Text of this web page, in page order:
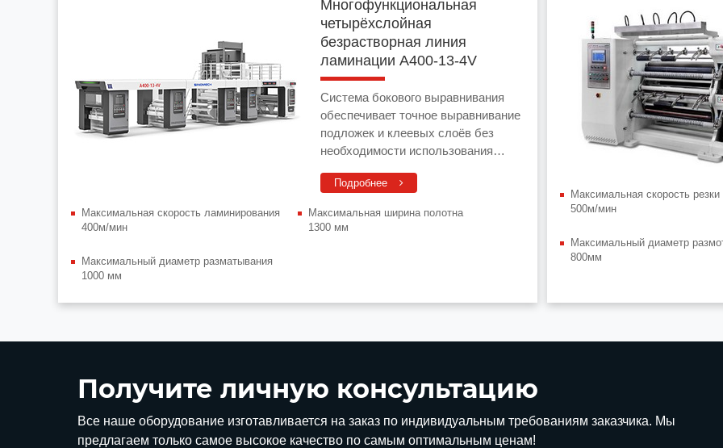
Многофункциональная
четырёхслойная
безрастворная линия
ламинации A400-13-4V
Система бокового выравнивания
обеспечивает точное выравнивание
подложек и клеевых слоёв без
необходимости использования
роликов.
Подробнее
Максимальная скорость ламинирования
400м/мин
Максимальная ширина полотна
1300 мм
Максимальный диаметр разматывания
1000 мм
Максимальная скорость резки
500м/мин
Максимальный диаметр
800мм
Получите личную консультацию
Все наше оборудование изготавливается на заказ по индивидуальным требованиям заказчика. Мы
предлагаем только самое высокое качество по самым оптимальным ценам!